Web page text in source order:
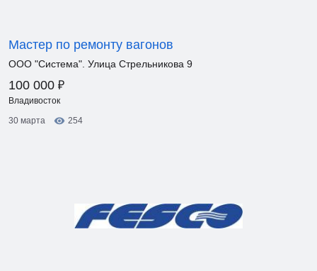
Мастер по ремонту вагонов
ООО "Система". Улица Стрельникова 9
100 000 ₽
Владивосток
30 марта
254